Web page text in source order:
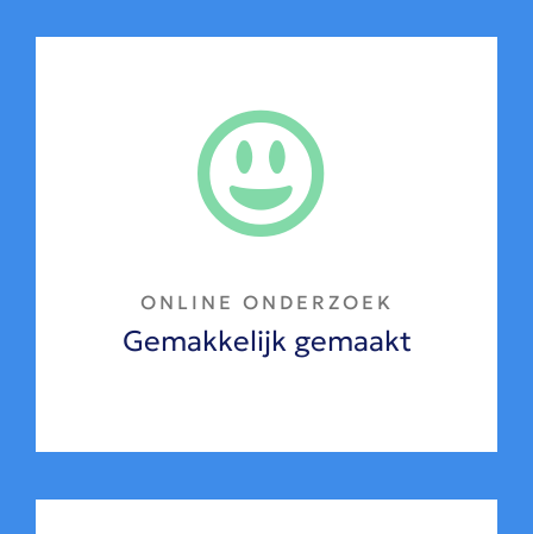
ONLINE ONDERZOEK
Gemakkelijk gemaakt